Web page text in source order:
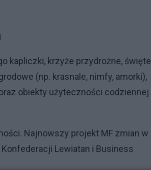
kapliczki, krzyże przydrożne, święte
(np. krasnale, nimfy, amorki),
obiekty użyteczności codziennej
Najnowszy projekt MF zmian w
Lewiatan i Business